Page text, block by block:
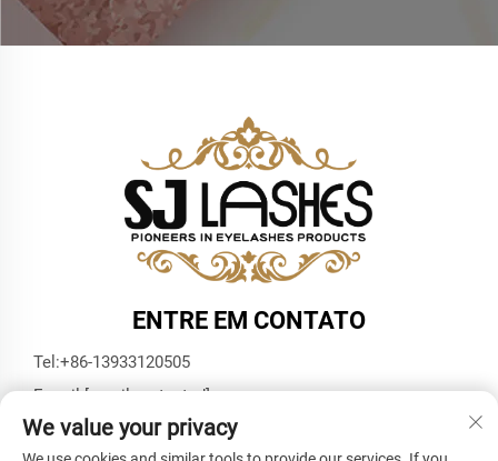
ENTRE EM CONTATO
Tel:+86-13933120505
E-mail:[email protected]
WhatsApp: +86-13933120505
We value your privacy